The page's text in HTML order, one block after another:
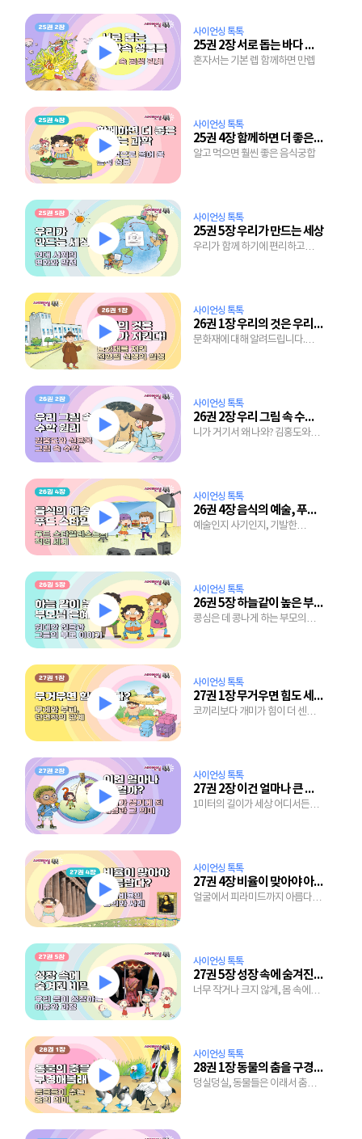
사이언싱 톡톡
25권 2장 서로 돕는 바다 속 생물들
혼자서는 기본 렙 함께하면 만렙
사이언싱 톡톡
25권 4장 함께하면 더 좋은 맛있는 과학
알고 먹으면 훨씬 좋은 음식궁합
사이언싱 톡톡
25권 5장 우리가 만드는 세상
우리가 함께 하기에 편리하고
사이언싱 톡톡
26권 1장 우리의 것은 우리가 지킨다!
문화재에 대해 알려드립니다.
사이언싱 톡톡
26권 2장 우리 그림 속 수학 원리
니가 거기서 왜 나와? 김홍도와
사이언싱 톡톡
26권 4장 음식의 예술, 푸드 스타일링
예술인지 사기인지, 기발한
사이언싱 톡톡
26권 5장 하늘같이 높은 부모님 은혜
콩심은 데 콩나게 하는 부모의
사이언싱 톡톡
27권 1장 무거우면 힘도 세다?
코끼리보다 개미가 힘이 더 센
사이언싱 톡톡
27권 2장 이건 얼마나 큰 걸까?
1미터의 길이가 세상 어디서든
사이언싱 톡톡
27권 4장 비율이 맞아야 아름답다?
얼굴에서 피라미드까지 아름다워
사이언싱 톡톡
27권 5장 성장 속에 숨겨진 비밀
너무 작거나 크지 않게, 몸 속에
사이언싱 톡톡
28권 1장 동물의 춤을 구경해 볼래?
덩실덩실, 동물들은 이래서 춤을